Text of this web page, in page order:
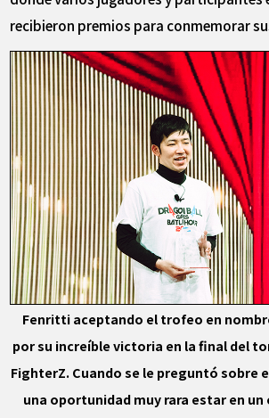
recibieron premios para conmemorar
Fenritti aceptando el trofeo en
por su increíble victoria en la final del
FighterZ. Cuando se le preguntó sobre
una oportunidad muy rara estar en